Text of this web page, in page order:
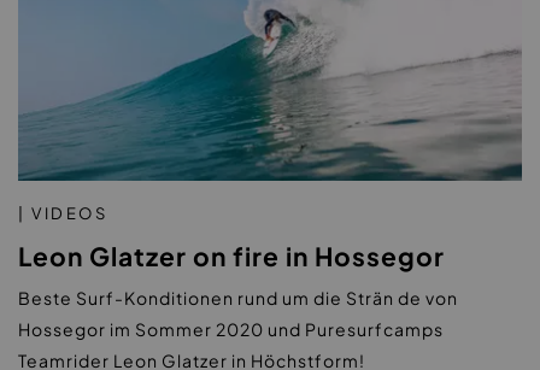
| VIDEOS
Leon Glatzer on fire in Hossegor
Beste Surf-Konditionen rund um die Strän de von
Hossegor im Sommer 2020 und Puresurfcamps
Teamrider Leon Glatzer in Höchstform!